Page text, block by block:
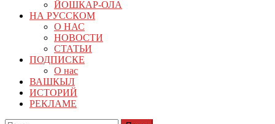
ЙОШКАР-ОЛА
НА РУССКОМ
О НАС
НОВОСТИ
СТАТЬИ
ПОДПИСКЕ
О нас
ВАШКЫЛ
ИСТОРИЙ
РЕКЛАМЕ